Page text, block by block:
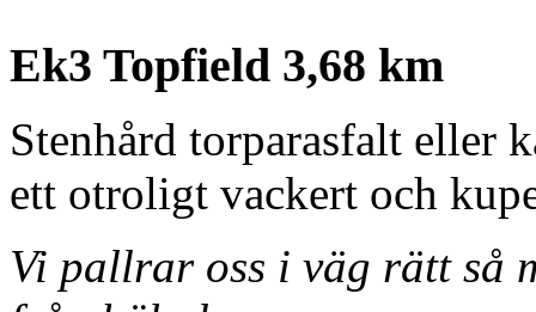
Ek3 Topfield 3,68 km
Stenhård torparasfalt eller
ett otroligt vackert och
Vi pallrar oss i väg rätt så